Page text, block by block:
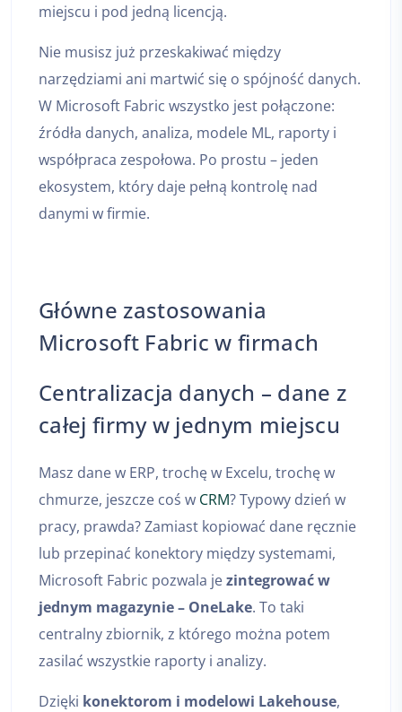
miejscu i pod jedną licencją.
Nie musisz już przeskakiwać między
narzędziami ani martwić się o spójność danych.
W Microsoft Fabric wszystko jest połączone:
źródła danych, analiza, modele ML, raporty i
współpraca zespołowa. Po prostu – jeden
ekosystem, który daje pełną kontrolę nad
danymi w firmie.
Główne zastosowania
Microsoft Fabric w firmach
Centralizacja danych – dane z
całej firmy w jednym miejscu
Masz dane w ERP, trochę w Excelu, trochę w
chmurze, jeszcze coś w CRM? Typowy dzień w
pracy, prawda? Zamiast kopiować dane ręcznie
lub przepinać konektory między systemami,
Microsoft Fabric pozwala jezintegrować w
jednym magazynie – OneLake. To taki
centralny zbiornik, z którego można potem
zasilać wszystkie raporty i analizy.
Dzięki konektorom i modelowi Lakehouse,